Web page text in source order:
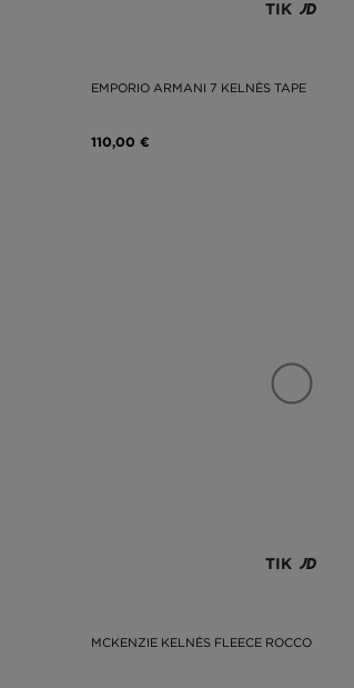
TIK
EMPORIO ARMANI 7 KELNĖS TAPE
110,00 €
TIK
MCKENZIE KELNĖS FLEECE ROCCO